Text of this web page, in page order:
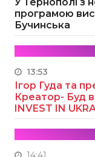
програмою
Бучинська
13:53
Ігор Гуда та
Креатор- Буд
INVEST IN